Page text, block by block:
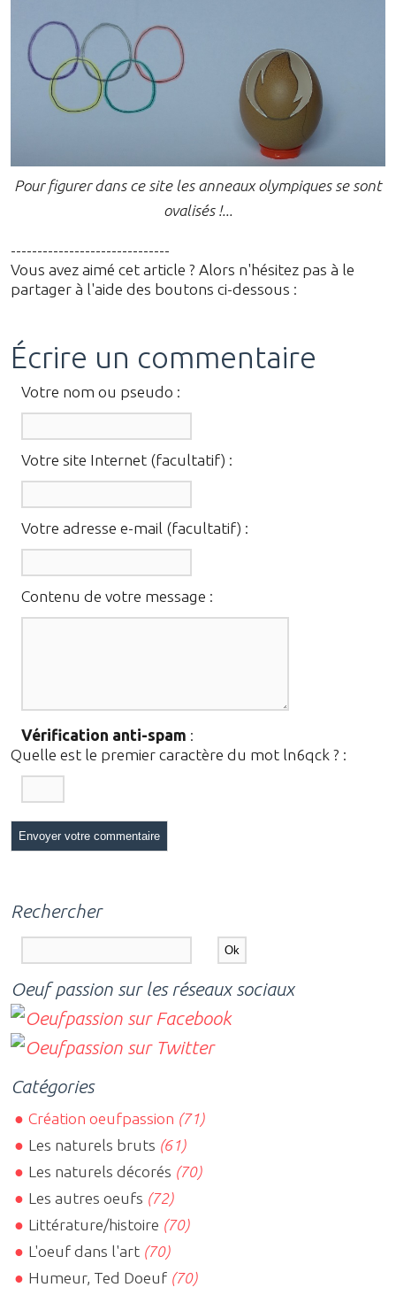
Pour figurer dans ce site les anneaux olympiques se sont
ovalisés !...
------------------------------
Vous avez aimé cet article ? Alors n'hésitez pas à le
partager à l'aide des boutons ci-dessous :
Écrire un commentaire
Votre nom ou pseudo :
Votre site Internet (facultatif) :
Votre adresse e-mail (facultatif) :
Contenu de votre message :
Vérification anti-spam :
Quelle est le premier caractère du mot ln6qck ? :
Rechercher
Oeuf passion sur les réseaux sociaux
Catégories
Création oeufpassion (71)
Les naturels bruts (61)
Les naturels décorés (70)
Les autres oeufs (72)
Littérature/histoire (70)
L'oeuf dans l'art (70)
Humeur, Ted Doeuf (70)